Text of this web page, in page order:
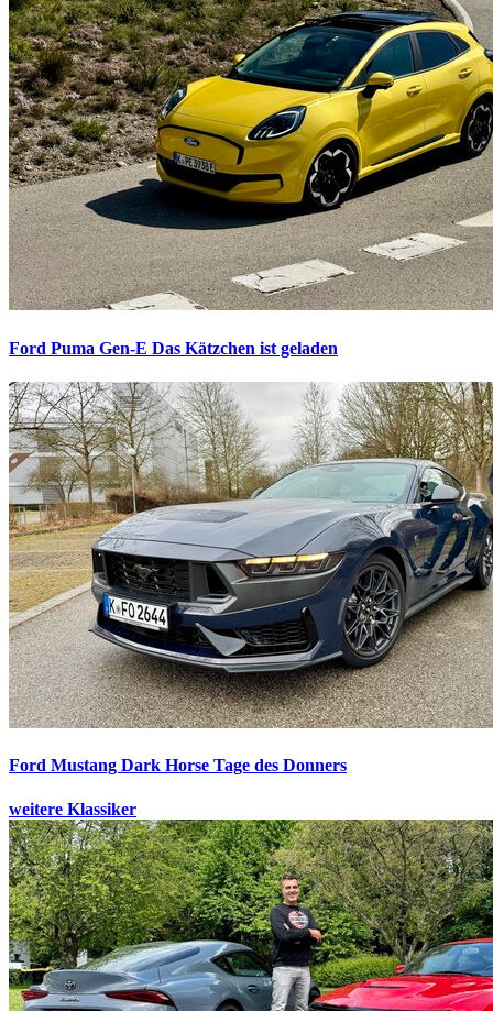
Ford Puma Gen-E Das Kätzchen ist geladen
Ford Mustang Dark Horse Tage des Donners
weitere Klassiker